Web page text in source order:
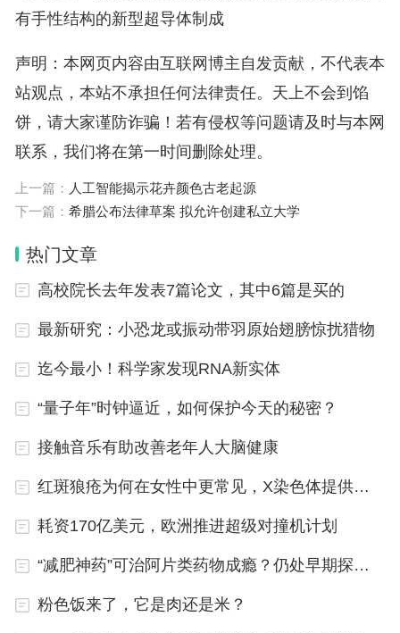
0%的铱内含物中，手性晶体结构的比例在室温下迅
右的超导性。这留下了一个“小窗口”，手性和超导性
两种属性都可在其中显现。显然，他们的新化合物是
一种具有手性结构的超导体。
研究团队还证实，超导性是在本体中产生的，而不是
从表面产生的。他们的工作展示了“混搭”方法在制造
新的奇异超导体方面的潜力。
有手性结构的新型超导体制成
声明：本网页内容由互联网博主自发贡献，不代表本
站观点，本站不承担任何法律责任。天上不会到馅
饼，请大家谨防诈骗！若有侵权等问题请及时与本网
联系，我们将在第一时间删除处理。
上一篇： 人工智能揭示花卉颜色古老起源
下一篇： 希腊公布法律草案 拟允许创建私立大学
热门文章
高校院长去年发表7篇论文，其中6篇是买的
最新研究：小恐龙或振动带羽原始翅膀惊扰猎物
迄今最小！科学家发现RNA新实体
“量子年”时钟逼近，如何保护今天的秘密？
接触音乐有助改善老年人大脑健康
红斑狼疮为何在女性中更常见，X染色体提供新答案
耗资170亿美元，欧洲推进超级对撞机计划
“减肥神药”可治阿片类药物成瘾？仍处早期探索阶段
粉色饭来了，它是肉还是米？